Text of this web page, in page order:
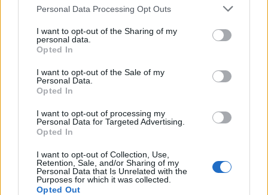
Personal Data Processing Opt Outs
I want to opt-out of the Sharing of my
personal data.
Opted In
I want to opt-out of the Sale of my
Personal Data.
Opted In
I want to opt-out of processing my
Personal Data for Targeted Advertising.
Opted In
I want to opt-out of Collection, Use,
Retention, Sale, and/or Sharing of my
Personal Data that Is Unrelated with the
Purposes for which it was collected.
Opted Out
TURBIGO
Omicidio di Turbigo. Condannato a
Emanuel Rroku